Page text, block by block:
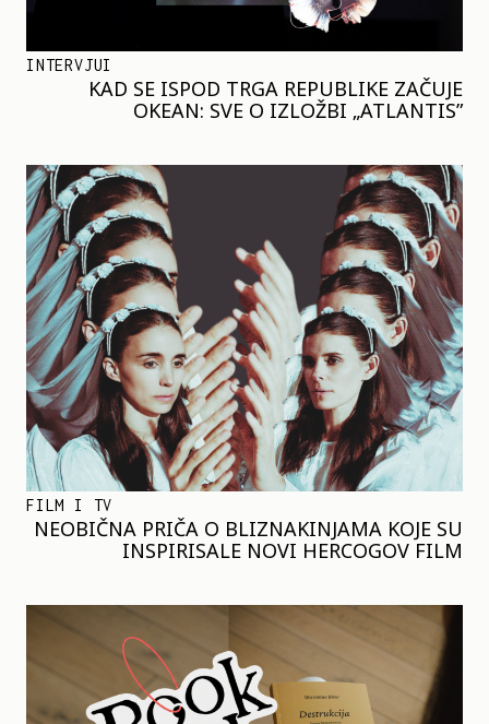
INTERVJUI
KAD SE ISPOD TRGA REPUBLIKE ZAČUJE
OKEAN: SVE O IZLOŽBI „ATLANTIS”
FILM I TV
NEOBIČNA PRIČA O BLIZNAKINJAMA KOJE SU
INSPIRISALE NOVI HERCOGOV FILM